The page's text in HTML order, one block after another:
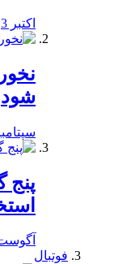
اکتبر 3, 2019
‌شود
سپتامبر 26,
پنج
آگوست 22,
فوتبال